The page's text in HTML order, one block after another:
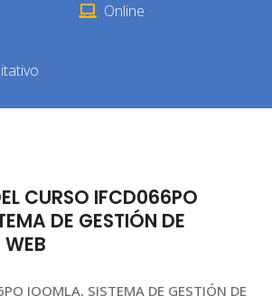
Online
CURSO IFCD066PO
DE GESTIÓN DE
JOOMLA, SISTEMA DE GESTIÓN DE